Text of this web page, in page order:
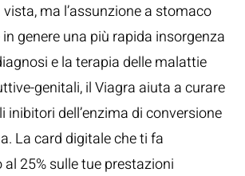
ma l’assunzione a stomaco
genere una più rapida insorgenza
e la terapia delle malattie
genitali, il Viagra aiuta a curare
inibitori dell’enzima di conversione
La card digitale che ti fa
25% sulle tue prestazioni